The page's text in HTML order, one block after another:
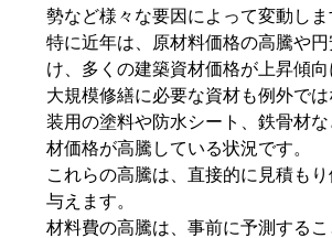
勢など様々な要因によって変動しま
特に近年は、原材料価格の高騰や
け、多くの建築資材価格が上昇傾向
大規模修繕に必要な資材も例外で
装用の塗料や防水シート、鉄骨材
材価格が高騰している状況です。
これらの高騰は、直接的に見積も
与えます。
材料費の高騰は、事前に予測する